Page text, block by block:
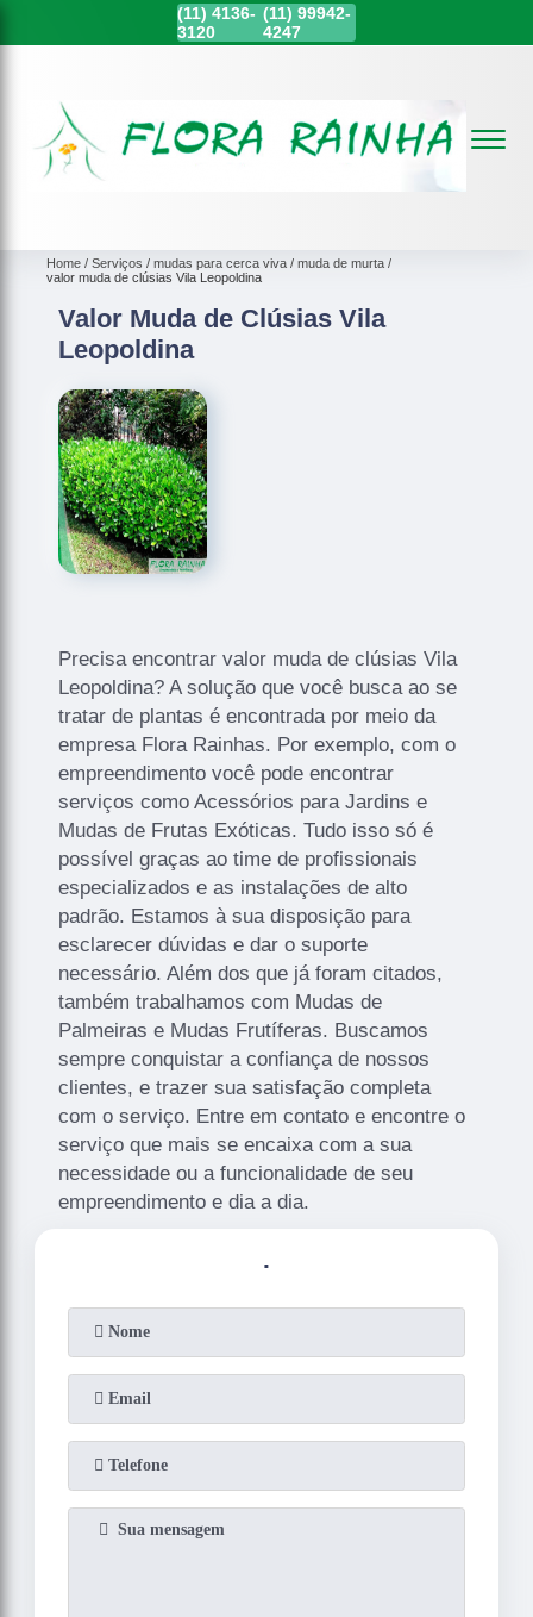
(11) 4136-
3120
(11)99942-
4247
Home Serviços mudas para cerca viva
muda de murta
valor muda de clúsias Vila Leopoldina
Valor Muda de Clúsias Vila
Leopoldina
Precisa encontrar valor muda de clúsias Vila
Leopoldina? A solução que você busca ao se
tratar de plantas é encontrada por meio da
empresa Flora Rainhas. Por exemplo, com o
empreendimento você pode encontrar
serviços como Acessórios para Jardins e
Mudas de Frutas Exóticas. Tudo isso só é
possível graças ao time de profissionais
especializados e as instalações de alto
padrão. Estamos à sua disposição para
esclarecer dúvidas e dar o suporte
necessário. Além dos que já foram citados,
também trabalhamos com Mudas de
Palmeiras e Mudas Frutíferas. Buscamos
sempre conquistar a confiança de nossos
clientes, e trazer sua satisfação completa
com o serviço. Entre em contato e encontre o
serviço que mais se encaixa com a sua
necessidade ou a funcionalidade de seu
empreendimento e dia a dia.
.